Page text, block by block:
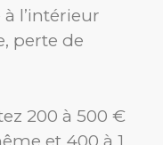
l’intérieur
perte de
200 à 500 €
et 400 à 1